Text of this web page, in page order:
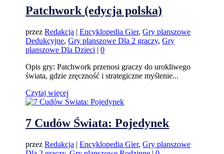
Patchwork (edycja polska)
przezRedakcja |Encyklopedia Gier,Gry planszowe
Dedukcyjne,Gry planszowe Dla 2 graczy,Gry
planszowe Dla Dzieci |0
Opis gry: Patchwork przenosi graczy do urokliwego
świata, gdzie zręczność i strategiczne myślenie...
Czytaj więcej
7 Cudów Świata: Pojedynek
przezRedakcja |Encyklopedia Gier,Gry planszowe